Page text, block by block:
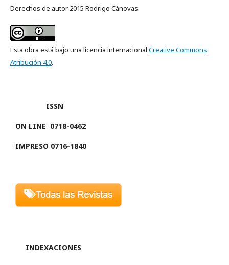
Derechos de autor 2015 Rodrigo Cánovas
Esta obra está bajo una licencia internacional Creative Commons
Atribución 4.0.
ISSN
ON LINE 0718-0462
IMPRESO 0716-1840
INDEXACIONES